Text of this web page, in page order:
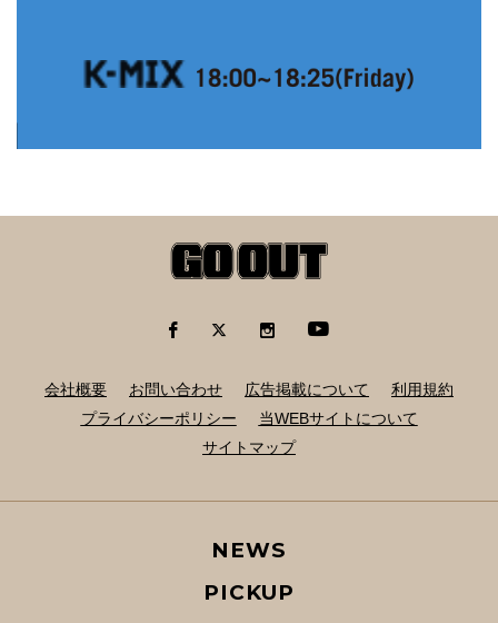
会社概要 お問い合わせ 広告掲載について
利用規約
プライバシーポリシー
当WEBサイトについて
サイトマップ
NEWS
PICKUP